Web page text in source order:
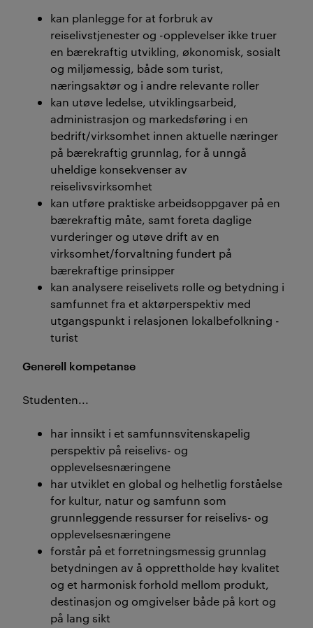
kan planlegge for at forbruk av
reiselivstjenester og -opplevelser ikke truer
en bærekraftig utvikling, økonomisk, sosialt
og miljømessig, både som turist,
næringsaktør og i andre relevante roller
kan utøve ledelse, utviklingsarbeid,
administrasjon og markedsføring i en
bedrift/virksomhet innen aktuelle næringer
på bærekraftig grunnlag, for å unngå
uheldige konsekvenser av
reiselivsvirksomhet
kan utføre praktiske arbeidsoppgaver på en
bærekraftig måte, samt foreta daglige
vurderinger og utøve drift av en
virksomhet/forvaltning fundert på
bærekraftige prinsipper
kan analysere reiselivets rolle og betydning i
samfunnet fra et aktørperspektiv med
utgangspunkt i relasjonen lokalbefolkning -
turist
Generell kompetanse
Studenten...
har innsikt i et samfunnsvitenskapelig
perspektiv på reiselivs- og
opplevelsesnæringene
har utviklet en global og helhetlig forståelse
for kultur, natur og samfunn som
grunnleggende ressurser for reiselivs- og
opplevelsesnæringene
forstår på et forretningsmessig grunnlag
betydningen av å opprettholde høy kvalitet
og et harmonisk forhold mellom produkt,
destinasjon og omgivelser både på kort og
på lang sikt